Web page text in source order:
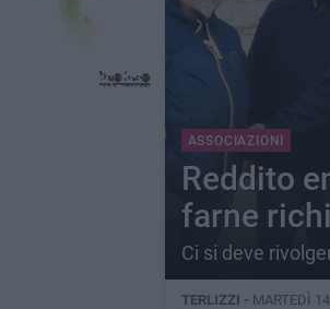
ASSOCIAZIONI
Reddito
farne
Ci si deve
TERLIZZI - MARTEDÌ